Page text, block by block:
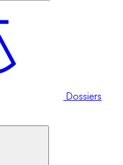
Dossiers